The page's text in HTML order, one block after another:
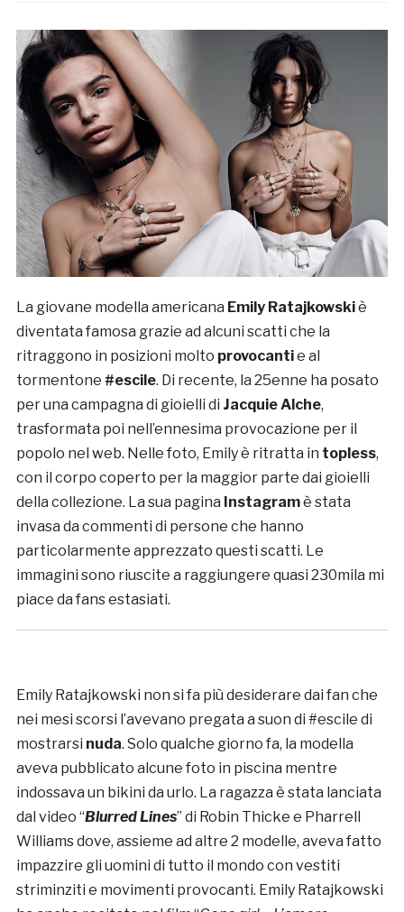
La giovane modella americana Emily Ratajkowskiè
diventata famosa grazie ad alcuni scatti che la
ritraggono in posizioni molto provocantie al
tormentone #escile. Di recente, la 25enne ha posato
per una campagna di gioielli di Jacquie Alche,
trasformata poi nell’ennesima provocazione per il
popolo nel web. Nelle foto, Emily è ritratta in topless,
con il corpo coperto per la maggior parte dai gioielli
della collezione. La sua pagina Instagramè stata
invasa da commenti di persone che hanno
particolarmente apprezzato questi scatti. Le
immagini sono riuscite a raggiungere quasi 230mila mi
piace da fans estasiati.
Emily Ratajkowski non si fa più desiderare dai fan che
nei mesi scorsi l’avevano pregata a suon di #escile di
mostrarsi nuda. Solo qualche giorno fa, la modella
aveva pubblicato alcune foto in piscina mentre
indossava un bikini da urlo. La ragazza è stata lanciata
dal video “Blurred Lines” di Robin Thicke e Pharrell
Williams dove, assieme ad altre 2 modelle, aveva fatto
impazzire gli uomini di tutto il mondo con vestiti
striminziti e movimenti provocanti. Emily Ratajkowski